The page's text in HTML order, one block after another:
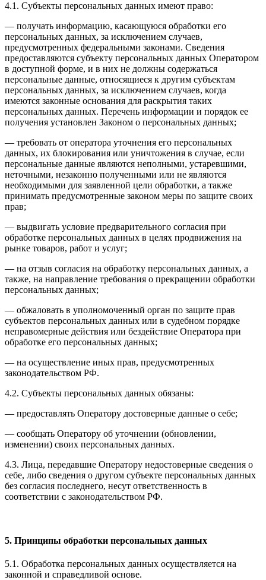
4.1. Субъекты персональных данных имеют право:
— получать информацию, касающуюся обработки его
персональных данных, за исключением случаев,
предусмотренных федеральными законами. Сведения
предоставляются субъекту персональных данных Оператором
в доступной форме, и в них не должны содержаться
персональные данные, относящиеся к другим субъектам
персональных данных, за исключением случаев, когда
имеются законные основания для раскрытия таких
персональных данных. Перечень информации и порядок ее
получения установлен Законом о персональных данных;
— требовать от оператора уточнения его персональных
данных, их блокирования или уничтожения в случае, если
персональные данные являются неполными, устаревшими,
неточными, незаконно полученными или не являются
необходимыми для заявленной цели обработки, а также
принимать предусмотренные законом меры по защите своих
прав;
— выдвигать условие предварительного согласия при
обработке персональных данных в целях продвижения на
рынке товаров, работ и услуг;
— на отзыв согласия на обработку персональных данных, а
также, на направление требования о прекращении обработки
персональных данных;
— обжаловать в уполномоченный орган по защите прав
субъектов персональных данных или в судебном порядке
неправомерные действия или бездействие Оператора при
обработке его персональных данных;
— на осуществление иных прав, предусмотренных
законодательством РФ.
4.2. Субъекты персональных данных обязаны:
— предоставлять Оператору достоверные данные о себе;
— сообщать Оператору об уточнении (обновлении,
изменении) своих персональных данных.
4.3. Лица, передавшие Оператору недостоверные сведения о
себе, либо сведения о другом субъекте персональных данных
без согласия последнего, несут ответственность в
соответствии с законодательством РФ.
5. Принципы обработки персональных данных
5.1. Обработка персональных данных осуществляется на
законной и справедливой основе.